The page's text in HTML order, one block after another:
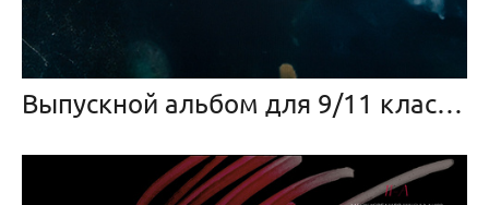
Выпускной альбом для 9/11 класса «Абстракция»